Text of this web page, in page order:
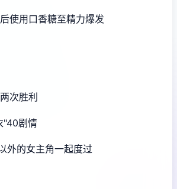
使用口香糖至精力爆发
次胜利
"40剧情
外的女主角一起度过